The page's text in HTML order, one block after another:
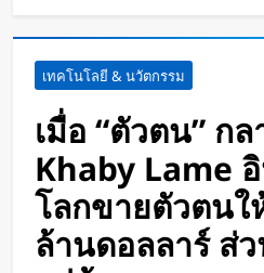
พร้อม AI ช่วย
อาชญากรรม
5 ชั่วโมง Ago
เปิดตัว Kucho
ติดพัดลมคู่ พร้อ
ราคาเริ่มต้นร
5 ชั่วโมง Ago
กองทัพอังกฤษ
ไฟฟ้า เสริมคว
6 ชั่วโมง Ago
FALCAM เปิด
เทคโนโลยี & นวัตกรรม
เมื่อ “ตัวตน” ก
Khaby Lame
โลกขายตัวตนใ
ล้านดอลลาร์ ส่